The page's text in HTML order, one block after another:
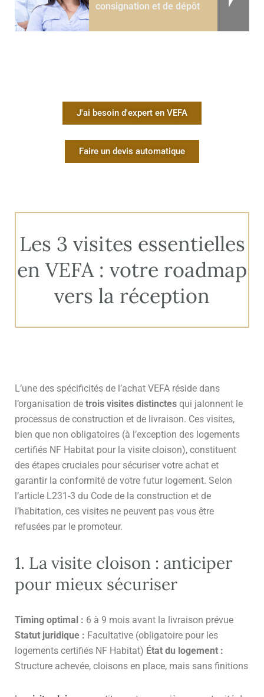
consignation et de dépôt
J'ai besoin d'expert en VEFA
Faire un devis automatique
Les 3 visites essentielles
en VEFA : votre roadmap
vers la réception
L’une des spécificités de l’achat VEFA réside dans
l’organisation de trois visites distinctes qui jalonnent le
processus de construction et de livraison. Ces visites,
bien que non obligatoires (à l’exception des logements
certifiés NF Habitat pour la visite cloison), constituent
des étapes cruciales pour sécuriser votre achat et
garantir la conformité de votre futur logement. Selon
l’article L231-3 du Code de la construction et de
l’habitation, ces visites ne peuvent pas vous être
refusées par le promoteur.
1. La visite cloison : anticiper
pour mieux sécuriser
Timing optimal : 6 à 9 mois avant la livraison prévue
Statut juridique : Facultative (obligatoire pour les
logements certifiés NF Habitat) État du logement :
Structure achevée, cloisons en place, mais sans finitions